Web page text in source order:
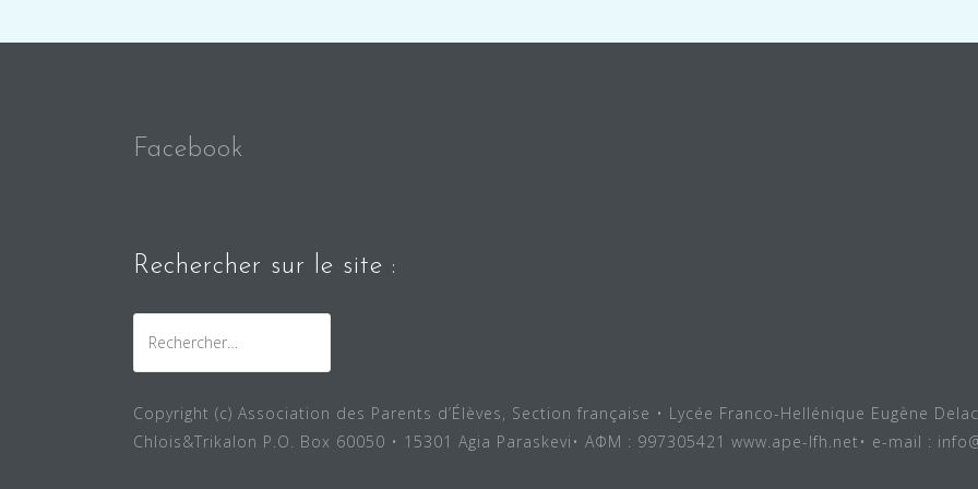
Facebook
Rechercher sur le site :
Copyright (c) Association des Parents d’Élèves, Section française • Lycée Franco-Hellénique Eugène
Chlois&Trikalon P.O. Box 60050 • 15301 Agia Paraskevi• ΑΦΜ : 997305421 www.ape-lfh.net• e-mail :